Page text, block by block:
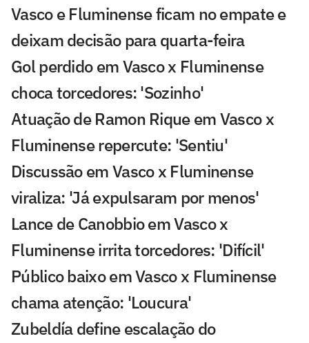
Vasco e Fluminense ficam no empate e
deixam decisão para quarta-feira
Gol perdido em Vasco x Fluminense
choca torcedores: 'Sozinho'
Atuação de Ramon Rique em Vasco x
Fluminense repercute: 'Sentiu'
Discussão em Vasco x Fluminense
viraliza: 'Já expulsaram por menos'
Lance de Canobbio em Vasco x
Fluminense irrita torcedores: 'Difícil'
Público baixo em Vasco x Fluminense
chama atenção: 'Loucura'
Zubeldía define escalação do